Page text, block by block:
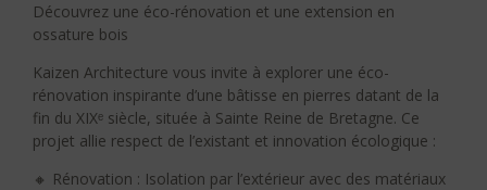
Crédits photos : Clotilde Dhennin_Kaizen Architecture
Découvrez une éco-rénovation et une extension en
ossature bois
Kaizen Architecture vous invite à explorer une éco-
rénovation inspirante d’une bâtisse en pierres datant de la
fin du XIXᵉ siècle, située à Sainte Reine de Bretagne. Ce
projet allie respect de l’existant et innovation écologique :
🔸 Rénovation : Isolation par l’extérieur avec des matériaux